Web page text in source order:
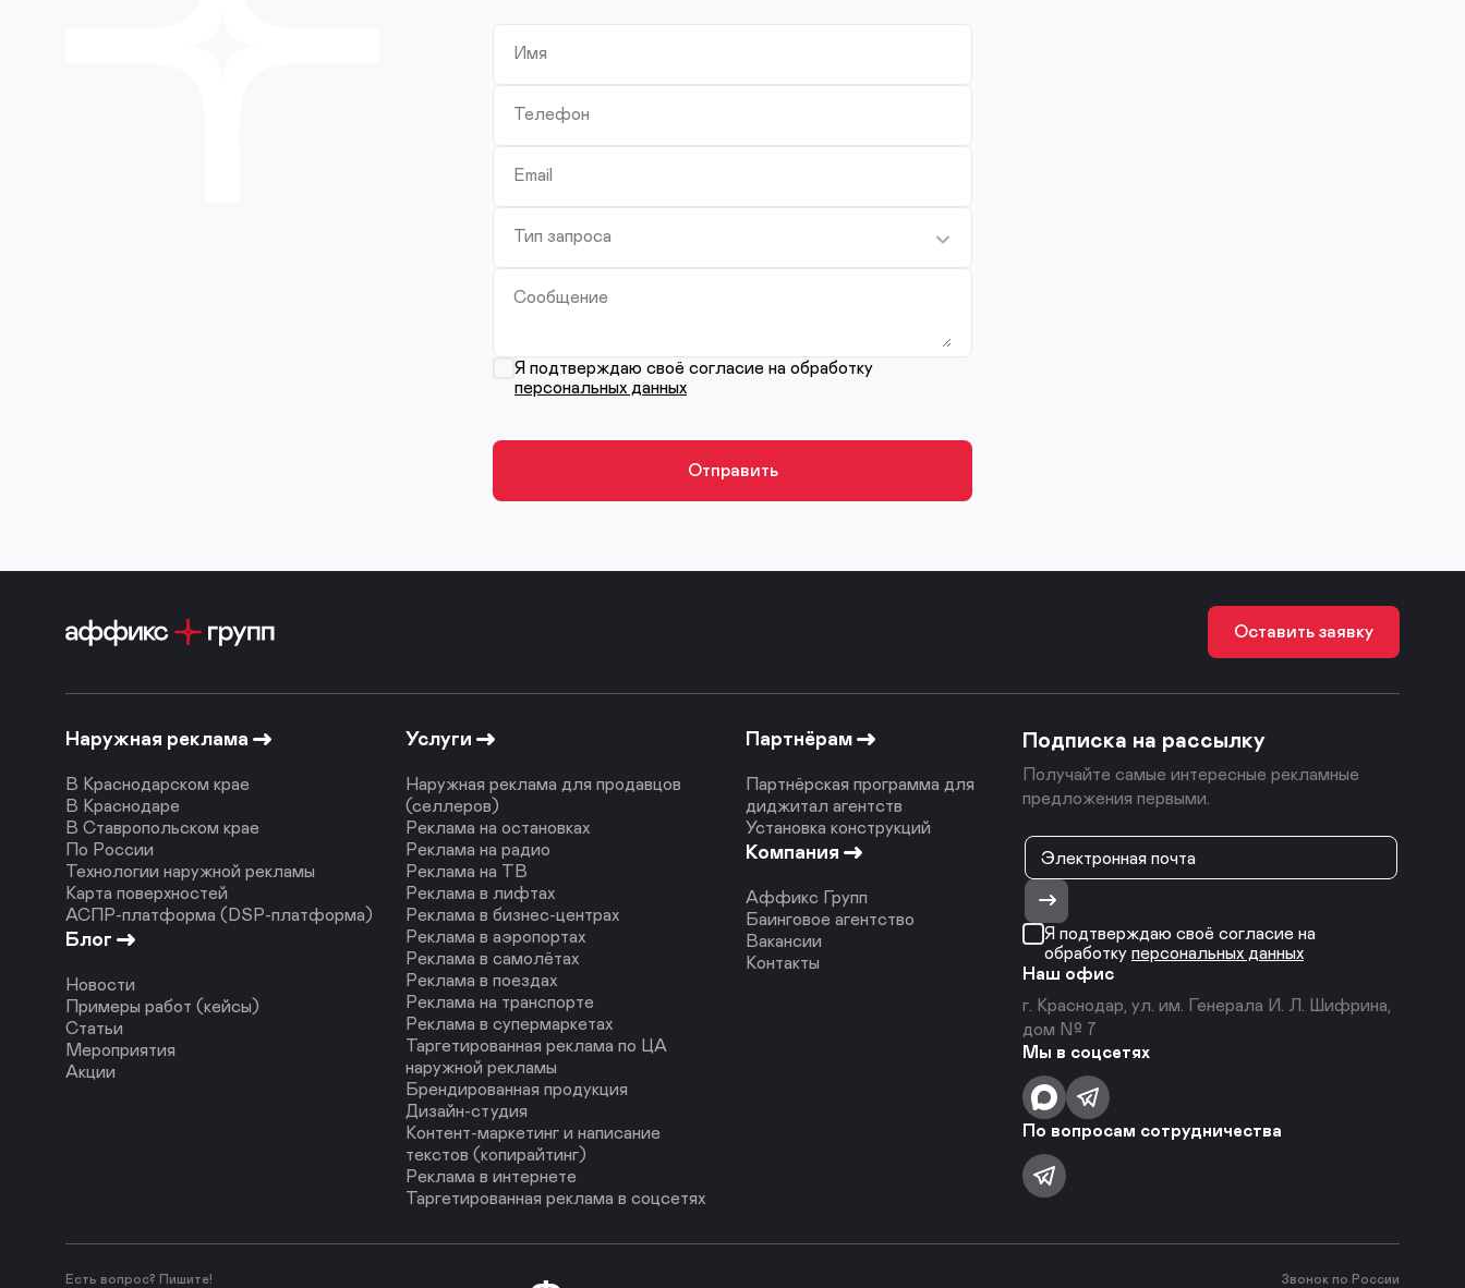
Имя
Телефон
Email
Тип запроса
Сообщение
Я подтверждаю своё согласие на обработку
персональных данных
Оставить заявку
Наружная реклама
В Краснодарском крае
В Краснодаре
В Ставропольском крае
По России
Технологии наружной рекламы
Карта поверхностей
АСПР-платформа (DSP-платформа)
Блог
Новости
Примеры работ (кейсы)
Статьи
Мероприятия
Акции
Услуги
Наружная реклама для продавцов
(селлеров)
Реклама на остановках
Реклама на радио
Реклама на ТВ
Реклама в лифтах
Реклама в бизнес-центрах
Реклама в аэропортах
Реклама в самолётах
Реклама в поездах
Реклама на транспорте
Реклама в супермаркетах
Таргетированная реклама по ЦА
наружной рекламы
Брендированная продукция
Дизайн-студия
Контент-маркетинг и написание
текстов (копирайтинг)
Реклама в интернете
Таргетированная реклама в соцсетях
Партнёрам
Партнёрская программа для
диджитал агентств
Установка конструкций
Компания
Аффикс Групп
Баинговое агентство
Вакансии
Контакты
Подписка на рассылку
Получайте самые интересные рекламные
предложения первыми.
Я подтверждаю своё согласие на
обработку персональных данных
Наш офис
г. Краснодар, ул. им. Генерала И. Л. Шифрина,
дом № 7
Мы в соцсетях
По вопросам сотрудничества
Есть вопрос? Пишите! Звонок по России